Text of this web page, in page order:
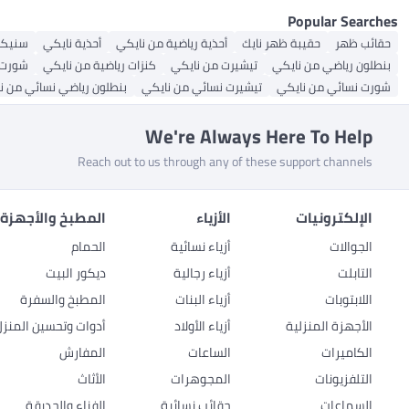
Popular Searches
حقائب ظهر حقيبة ظهر نايك أحذية رياضية من نايكي أحذية نايكي
بنطلون رياضي من نايكي
تيشيرت من نايكي كنزات رياضية من نايكي
شورت نسائي من نايكي
تيشيرت نسائي من نايكي بنطلون رياضي نسائي من
We're Always Here To Help
Reach out to us through any of these support channels
الإلكترونيات
الجوالات
التابلت
اللابتوبات
الأجهزة المنزلية
الكاميرات
التلفزيونات
الأزياء
أزياء نسائية
أزياء رجالية
أزياء البنات
أزياء الأولاد
الساعات
المجوهرات
المطبخ
الحمام
ديكور البيت
المطبخ والسفرة
أدوات وتحسين
المفارش
الأثاث